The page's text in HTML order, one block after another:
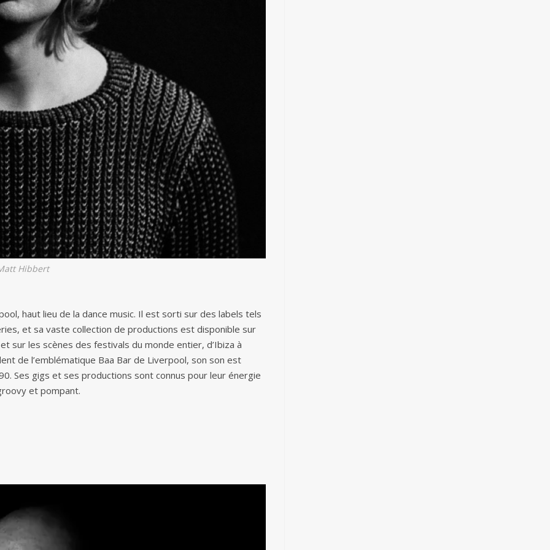
Hibbert
haut lieu de la dance music. Il est sorti sur des labels tels
et sa vaste collection de productions est disponible sur
sur les scènes des festivals du monde entier, d’Ibiza à
de l’emblématique Baa Bar de Liverpool, son son est
Ses gigs et ses productions sont connus pour leur énergie
et pompant.